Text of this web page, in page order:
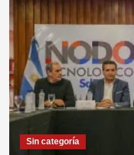
Sin categoría